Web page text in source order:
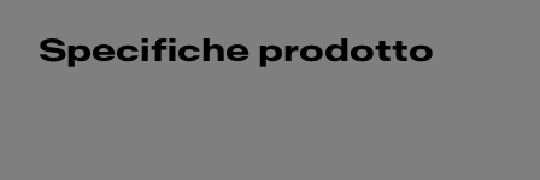
Specifiche prodotto